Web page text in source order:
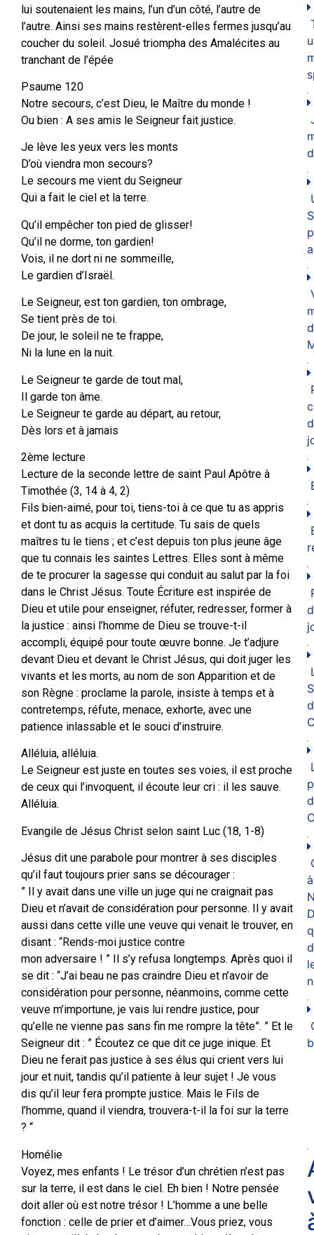
lui soutenaient les mains, l’un d’un côté, l’autre de
l’autre. Ainsi ses mains restèrent-elles fermes jusqu’au
coucher du soleil. Josué triompha des Amalécites au
tranchant de l’épée
Psaume 120
Notre secours, c’est Dieu, le Maître du monde !
Ou bien : A ses amis le Seigneur fait justice.
Je lève les yeux vers les monts
D’où viendra mon secours?
Le secours me vient du Seigneur
Qui a fait le ciel et la terre.
Qu’il empêcher ton pied de glisser!
Qu’il ne dorme, ton gardien!
Vois, il ne dort ni ne sommeille,
Le gardien d’Israël.
Le Seigneur, est ton gardien, ton ombrage,
Se tient près de toi.
De jour, le soleil ne te frappe,
Ni la lune en la nuit.
Le Seigneur te garde de tout mal,
Il garde ton âme.
Le Seigneur te garde au départ, au retour,
Dès lors et à jamais
2ème lecture
Lecture de la seconde lettre de saint Paul Apôtre à
Timothée (3, 14 à 4, 2)
Fils bien-aimé, pour toi, tiens-toi à ce que tu as appris
et dont tu as acquis la certitude. Tu sais de quels
maîtres tu le tiens ; et c’est depuis ton plus jeune âge
que tu connais les saintes Lettres. Elles sont à même
de te procurer la sagesse qui conduit au salut par la foi
dans le Christ Jésus. Toute Écriture est inspirée de
Dieu et utile pour enseigner, réfuter, redresser, former à
la justice : ainsi l’homme de Dieu se trouve-t-il
accompli, équipé pour toute œuvre bonne. Je t’adjure
devant Dieu et devant le Christ Jésus, qui doit juger les
vivants et les morts, au nom de son Apparition et de
son Règne : proclame la parole, insiste à temps et à
contretemps, réfute, menace, exhorte, avec une
patience inlassable et le souci d’instruire.
Alléluia, alléluia.
Le Seigneur est juste en toutes ses voies, il est proche
de ceux qui l’invoquent, il écoute leur cri : il les sauve.
Alléluia.
Evangile de Jésus Christ selon saint Luc (18, 1-8)
Jésus dit une parabole pour montrer à ses disciples
qu’il faut toujours prier sans se décourager :
” Il y avait dans une ville un juge qui ne craignait pas
Dieu et n’avait de considération pour personne. Il y avait
aussi dans cette ville une veuve qui venait le trouver, en
disant : “Rends-moi justice contre
mon adversaire ! ” Il s’y refusa longtemps. Après quoi il
se dit : “J’ai beau ne pas craindre Dieu et n’avoir de
considération pour personne, néanmoins, comme cette
veuve m’importune, je vais lui rendre justice, pour
qu’elle ne vienne pas sans fin me rompre la tête”. ” Et le
Seigneur dit : ” Écoutez ce que dit ce juge inique. Et
Dieu ne ferait pas justice à ses élus qui crient vers lui
jour et nuit, tandis qu’il patiente à leur sujet ! Je vous
dis qu’il leur fera prompte justice. Mais le Fils de
l’homme, quand il viendra, trouvera-t-il la foi sur la terre
? “
Homélie
Voyez, mes enfants ! Le trésor d’un chrétien n’est pas
sur la terre, il est dans le ciel. Eh bien ! Notre pensée
doit aller où est notre trésor ! L’homme a une belle
fonction : celle de prier et d’aimer…Vous priez, vous
à